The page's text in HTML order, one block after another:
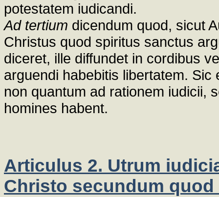
potestatem iudicandi.
Ad tertium dicendum quod, sicut
Christus quod spiritus sanctus
diceret, ille diffundet in cordibus
arguendi habebitis libertatem.
non quantum ad rationem iudicii,
homines habent.
Articulus 2. Utrum
Christo secundum quod